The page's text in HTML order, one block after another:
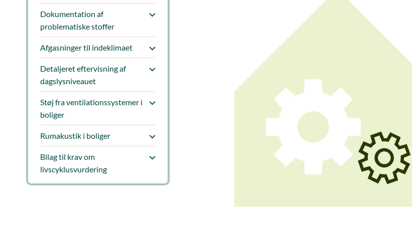
Dokumentation af
problematiske stoffer
Afgasninger til indeklimaet
Detaljeret eftervisning af
dagslysniveauet
Støj fra ventilationssystemer i
boliger
Rumakustik i boliger
Bilag til krav om
livscyklusvurdering